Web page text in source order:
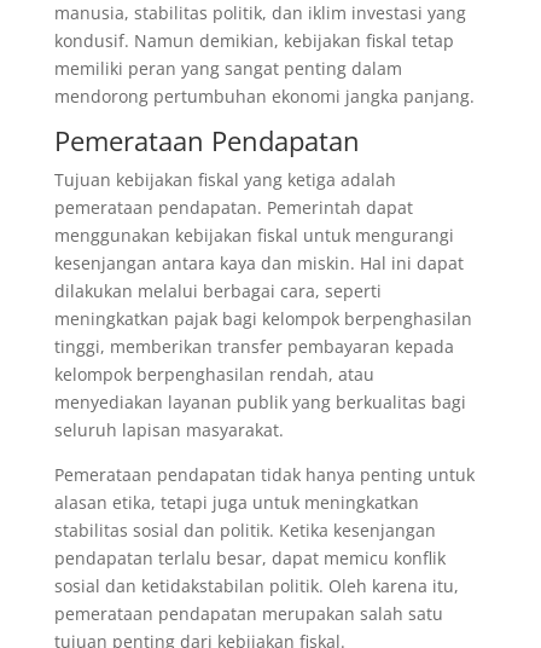
manusia, stabilitas politik, dan iklim investasi yang
kondusif. Namun demikian, kebijakan fiskal tetap
memiliki peran yang sangat penting dalam
mendorong pertumbuhan ekonomi jangka panjang.
Pemerataan Pendapatan
Tujuan kebijakan fiskal yang ketiga adalah
pemerataan pendapatan. Pemerintah dapat
menggunakan kebijakan fiskal untuk mengurangi
kesenjangan antara kaya dan miskin. Hal ini dapat
dilakukan melalui berbagai cara, seperti
meningkatkan pajak bagi kelompok berpenghasilan
tinggi, memberikan transfer pembayaran kepada
kelompok berpenghasilan rendah, atau
menyediakan layanan publik yang berkualitas bagi
seluruh lapisan masyarakat.
Pemerataan pendapatan tidak hanya penting untuk
alasan etika, tetapi juga untuk meningkatkan
stabilitas sosial dan politik. Ketika kesenjangan
pendapatan terlalu besar, dapat memicu konflik
sosial dan ketidakstabilan politik. Oleh karena itu,
pemerataan pendapatan merupakan salah satu
tujuan penting dari kebijakan fiskal.